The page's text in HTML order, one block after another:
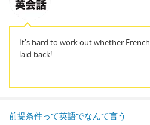
It's hard to work out whether
laid back!
前提条件って英語でなんて言う